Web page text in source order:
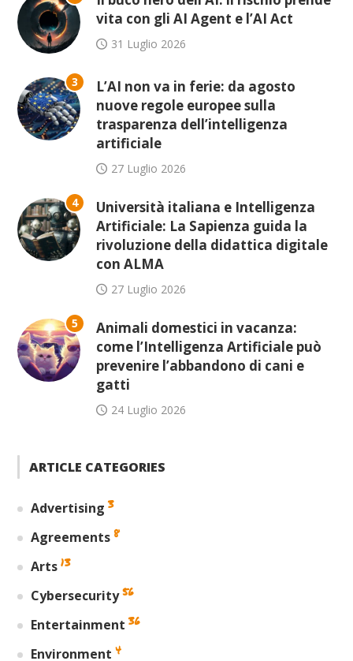
vita con gli AI Agent e l’AI Act
31 Luglio 2026
3
L’AI non va in ferie: da agosto
nuove regole europee sulla
trasparenza dell’intelligenza
artificiale
27 Luglio 2026
4
Università italiana e Intelligenza
Artificiale: La Sapienza guida la
rivoluzione della didattica digitale
con ALMA
27 Luglio 2026
5
Animali domestici in vacanza:
come l’Intelligenza Artificiale può
prevenire l’abbandono di cani e
gatti
24 Luglio 2026
ARTICLE CATEGORIES
Advertising 3
Agreements 8
Arts 13
Cybersecurity 56
Entertainment 36
Environment 4